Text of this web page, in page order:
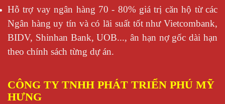
Hỗ trợ vay ngân hàng 70 - 80% giá trị căn hộ từ các
Ngân hàng uy tín và có lãi suất tốt như Vietcombank,
BIDV, Shinhan Bank, UOB..., ân hạn nợ gốc dài hạn
theo chính sách từng dự án.
CÔNG TY TNHH PHÁT TRIỂN PHÚ MỸ
HƯNG